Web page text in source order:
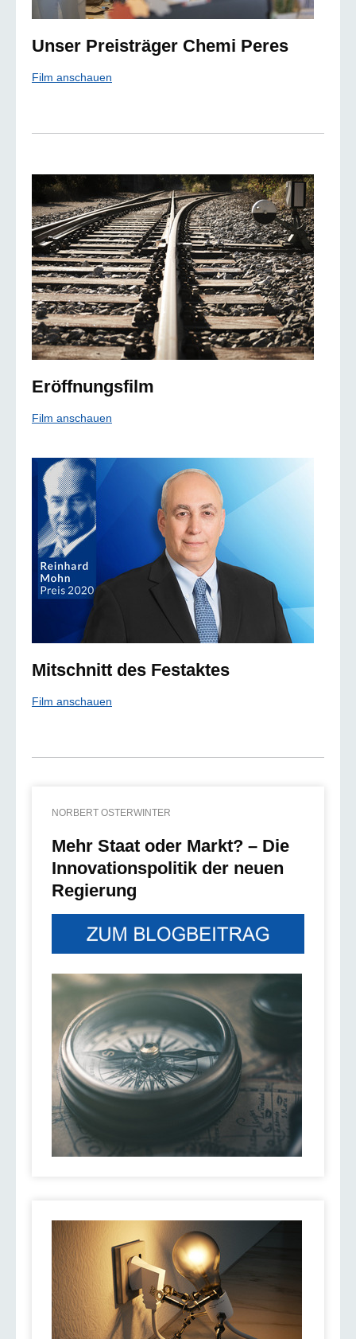
Unser Preisträger Chemi Peres
Film anschauen
Eröffnungsfilm
Film anschauen
Mitschnitt des Festaktes
Film anschauen
NORBERT OSTERWINTER
Mehr Staat oder Markt? – Die
Innovationspolitik der neuen
Regierung